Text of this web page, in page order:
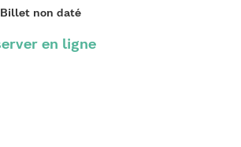
Billet non daté